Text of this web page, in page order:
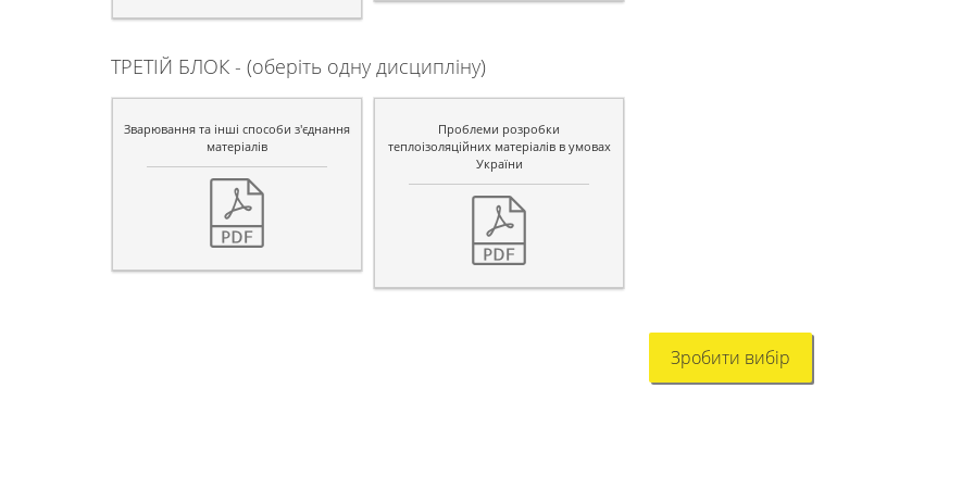
ТРЕТІЙ БЛОК - (оберіть одну дисципліну)
Зварювання та інші способи з'єднання
матеріалів
Проблеми розробки
теплоізоляційних матеріалів в умовах
України
Зробити вибір